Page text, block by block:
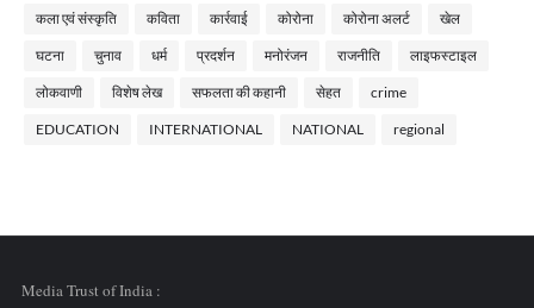
कला एवं संस्कृति कविता कार्रवाई कोरोना कोरोना अलर्ट खेल
घटना चुनाव धर्म प्रदर्शन मनोरंजन राजनीति लाइफस्टाइल
लोकवाणी विशेष लेख सफलता की कहानी सेहत crime
EDUCATION INTERNATIONAL NATIONAL regional
Media Trust of India :